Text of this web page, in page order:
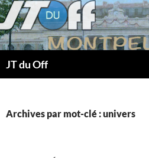
JT du Off
Archives par mot-clé : univers